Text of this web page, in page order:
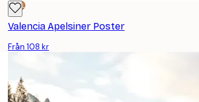
DEAL
Valencia Apelsiner Poster
Från 108 kr